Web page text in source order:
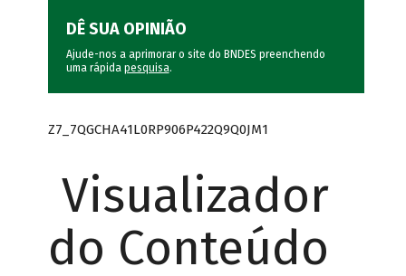
DÊ SUA OPINIÃO
Ajude-nos a aprimorar o site do BNDES preenchendo
uma rápida pesquisa.
Z7_7QGCHA41L0RP906P422Q9Q0JM1
Visualizador
do Conteúdo